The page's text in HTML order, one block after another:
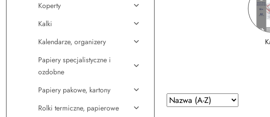
Koperty
Kalki
Kalendarze, organizery
Papiery specjalistyczne i
ozdobne
Papiery pakowe, kartony
Rolki termiczne, papierowe
Zastosowano sortowanie: Nazwa (A-Z).
Sortuj
według